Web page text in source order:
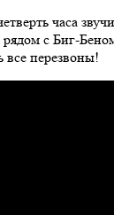
часа
рядом с Биг-
все перезвоны!